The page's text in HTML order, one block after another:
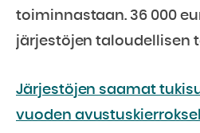
toiminnastaan. 36 000
järjestöjen taloudellisen
Järjestöjen saamat
vuoden